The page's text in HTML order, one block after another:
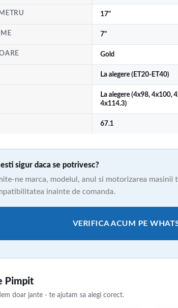
17"
7"
Gold
La alegere (ET20-ET40)
La alegere (4x98, 4x100,
4x114.3)
67.1
esti sigur daca se potrivesc?
ne marca, modelul, anul si motorizarea masinii
inainte de comanda.
VERIFICA ACUM PE
Pimpit
doar jante - te ajutam sa alegi corect.